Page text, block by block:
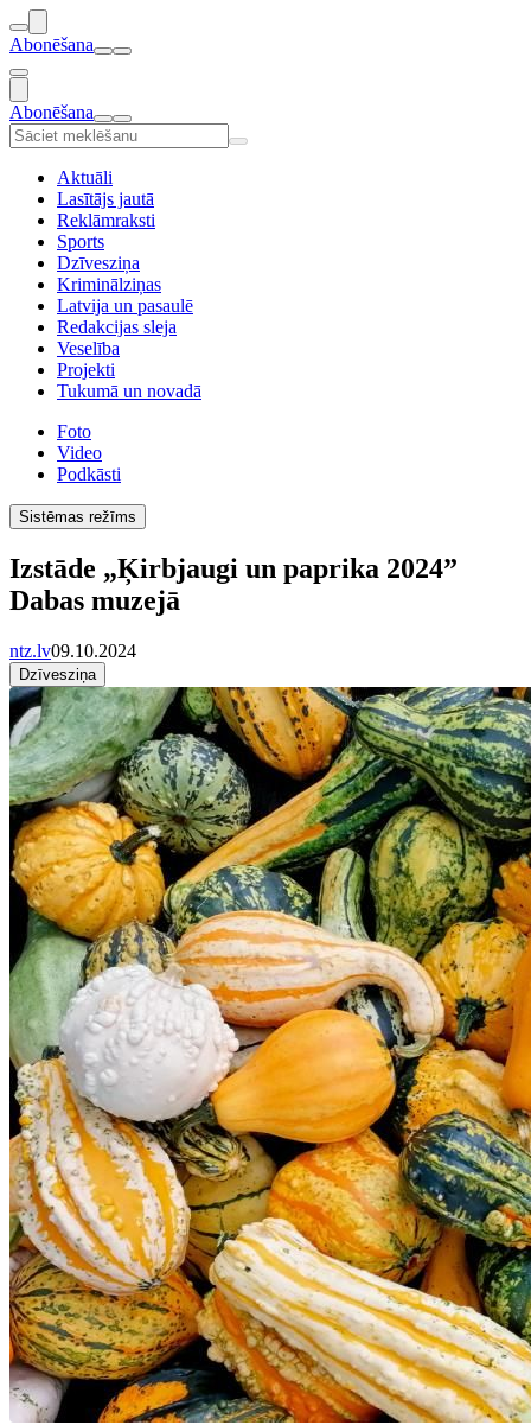
Abonēšana
Abonēšana
Aktuāli
Lasītājs jautā
Reklāmraksti
Sports
Dzīvesziņa
Kriminālziņas
Latvija un pasaulē
Redakcijas sleja
Veselība
Projekti
Tukumā un novadā
Foto
Video
Podkāsti
Sistēmas režīms
Izstāde „Ķirbjaugi un paprika 2024”
Dabas muzejā
ntz.lv09.10.2024
Dzīvesziņa